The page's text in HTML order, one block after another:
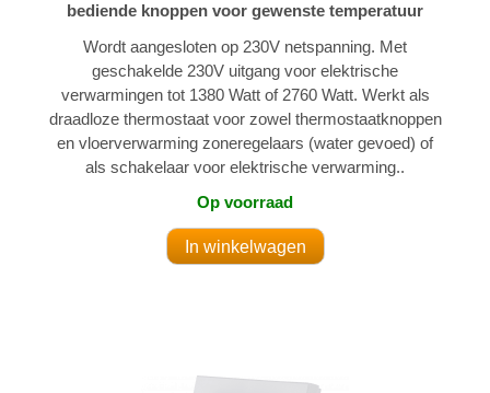
bediende knoppen voor gewenste temperatuur
Wordt aangesloten op 230V netspanning. Met
geschakelde 230V uitgang voor elektrische
verwarmingen tot 1380 Watt of 2760 Watt. Werkt als
draadloze thermostaat voor zowel thermostaatknoppen
en vloerverwarming zoneregelaars (water gevoed) of
als schakelaar voor elektrische verwarming..
Op voorraad